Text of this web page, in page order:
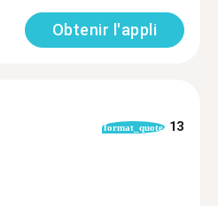
Obtenir l'appli
format_quote 13